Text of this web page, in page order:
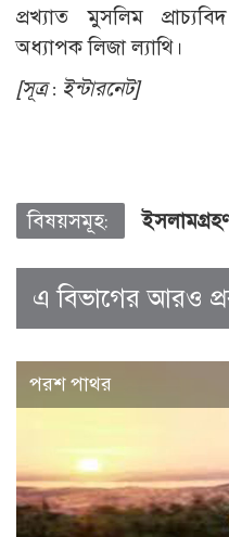
প্রখ্যাত মুসলিম
অধ্যাপক লিজা ল্যাথি।
[সূত্র : ইন্টারনেট]
বিষয়সমূহ:
এ বিভাগের আরও
পরশ পাথর